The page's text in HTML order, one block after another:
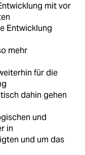
mit vor
Entwicklung
mehr
für die
dahin gehen
und
in
und um das